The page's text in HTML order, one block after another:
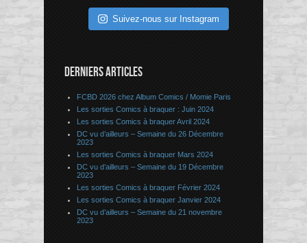
Suivez-nous sur Instagram
DERNIERS ARTICLES
FCBD 2026 chez Album Comics / Momie Paris
Les sorties Comics à braquer : Juin 2024
Les sorties Comics à braquer Avril 2024
DC vu d’ailleurs – Semaine du 26 Décembre
2023
Les sorties Comics à braquer Mars 2024
DC vu d’ailleurs – Semaine du 19 Décembre
2023
Les sorties Comics à braquer Février 2024
Les sorties Comics à braquer Janvier 2024
DC vu d’ailleurs – Semaine du 21 novembre
2023